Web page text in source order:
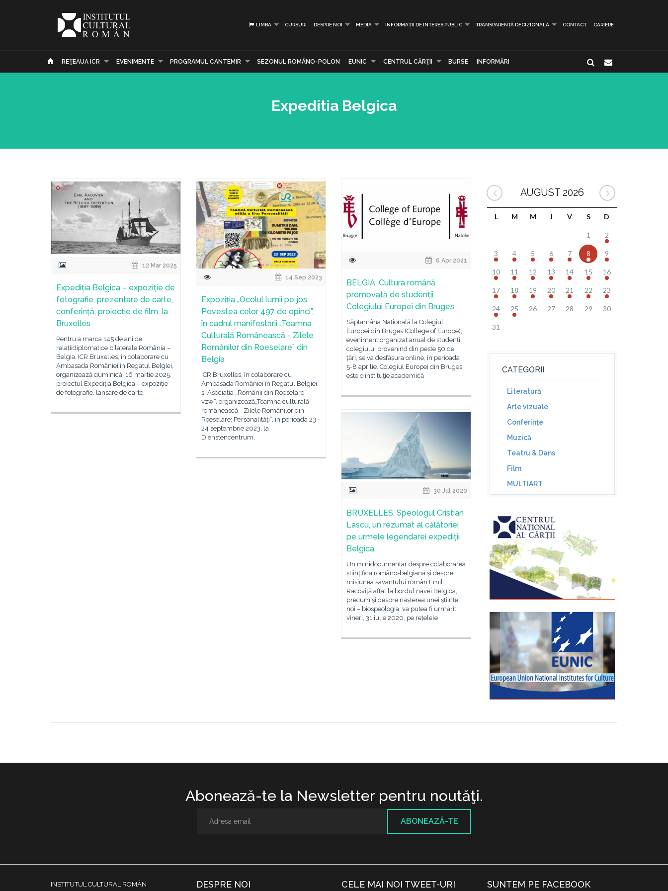
LIMBA CURSURI DESPRE NOI MEDIA INFORMAȚII DE INTERES PUBLIC TRANSPARENȚĂ DECIZIONALĂ CONTACT CARIERE
REŢEAUA ICR EVENIMENTE PROGRAMUL CANTEMIR SEZONUL ROMÂNO-POLON EUNIC CENTRUL CĂRŢII BURSE INFORMĂRI
Expeditia Belgica
12 Mar 2025
Expediția Belgica – expoziție de
fotografie, prezentare de carte,
conferință, proiecție de film, la
Bruxelles
Pentru a marca 145 de ani de
relațiidiplomatice bilaterale România –
Belgia, ICR Bruxelles, în colaborare cu
Ambasada României în Regatul Belgiei,
organizează duminică, 16 martie 2025,
proiectul Expediția Belgica – expoziție
de fotografie, lansare de carte,
14 Sep 2023
Expoziția „Ocolul lumii pe jos.
Povestea celor 497 de opinci”,
în cadrul manifestării „Toamna
Culturală Românească - Zilele
Românilor din Roeselare” din
Belgia
ICR Bruxelles, în colaborare cu
Ambasada României în Regatul Belgiei
și Asociația „Românii din Roeselare
vzwˮ, organizează„Toamna culturală
românească - Zilele Românilor din
Roeselare: Personalități”, în perioada 23 -
24 septembrie 2023, la
Dienstencentrum,
6 Apr 2021
BELGIA. Cultura română
promovată de studenții
Colegiului Europei din Bruges
Săptămâna Națională la Colegiul
Europei din Bruges (College of Europe),
eveniment organizat anual de studenții
colegiului provenind din peste 50 de
țări, se va desfășura online, în perioada
5-8 aprilie. Colegiul Europei din Bruges
este o instituţie academică
30 Jul 2020
BRUXELLES. Speologul Cristian
Lascu, un rezumat al călătoriei
pe urmele legendarei expediții
Belgica
Un minidocumentar despre colaborarea
științifică româno-belgiană și despre
misiunea savantului român Emil
Racoviță aflat la bordul navei Belgica,
precum și despre nașterea unei științe
noi – biospeologia, va putea fi urmărit
vineri, 31 iulie 2020, pe rețelele
AUGUST 2026
L M M J V S D
1 2
3 4 5 6 7 8 9
10 11 12 13 14 15 16
17 18 19 20 21 22 23
24 25 26 27 28 29 30
31
CATEGORII
Literatură
Arte vizuale
Conferinţe
Muzică
Teatru & Dans
Film
MULTIART
Abonează-te la Newsletter pentru noutăţi.
ABONEAZĂ-TE
INSTITUTUL CULTURAL ROMÂN
DESPRE NOI CELE MAI NOI TWEET-URI SUNTEM PE FACEBOOK